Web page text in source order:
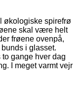
økologiske spirefrø
skal være helt
frøene ovenpå,
i glasset.
gange hver dag
I meget varmt vejr